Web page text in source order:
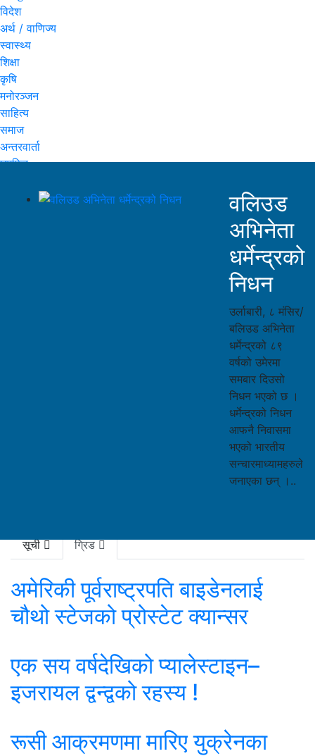
विदेश
अर्थ / वाणिज्य
स्वास्थ्य
शिक्षा
कृषि
मनोरञ्जन
साहित्य
समाज
अन्तरवार्ता
घुमफिर
वलिउड
अभिनेता
धर्मेन्द्रको
निधन
उर्लाबारी, ८ मंसिर/
बलिउड अभिनेता
धर्मेन्द्रको ८९
वर्षको उमेरमा
समबार दिउसो
निधन भएको छ ।
धर्मेन्द्रको निधन
आफनै निवासमा
भएको भारतीय
सन्चारमाध्यामहरुले
जनाएका छन् ।..
सूची ग्रिड
अमेरिकी पूर्वराष्ट्रपति बाइडेनलाई
चौथो स्टेजको प्रोस्टेट क्यान्सर
एक सय वर्षदेखिको प्यालेस्टाइन–
इजरायल द्वन्द्वको रहस्य !
रूसी आक्रमणमा मारिए युक्रेनका